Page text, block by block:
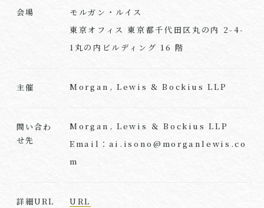
会場
モルガン・ルイス
東京オフィス 東京都千代田区丸の内 2-4-
1丸の内ビルディング 16 階
主催 Morgan, Lewis & Bockius LLP
問い合わ
せ先
Morgan, Lewis ＆ Bockius LLP
Email：ai.isono@morganlewis.co
m
詳細URL URL